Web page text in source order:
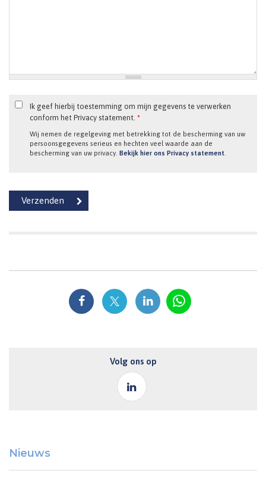
Ik geef hierbij toestemming om mijn gegevens te verwerken
conform het Privacy statement. *
Wij nemen de regelgeving met betrekking tot de bescherming van uw
persoonsgegevens serieus en hechten veel waarde aan de
bescherming van uw privacy. Bekijk hier ons Privacy statement
Volg ons op
Nieuws